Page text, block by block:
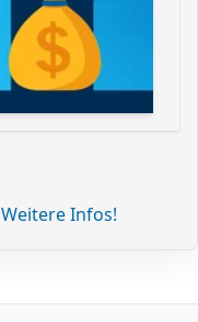
Weitere Infos!